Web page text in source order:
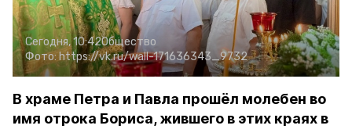
Сегодня, 10:42Общество
Фото: https://vk.ru/wall-171636343_9732
В храме Петра и Павла прошёл молебен во
имя отрока Бориса, жившего в этих краях в